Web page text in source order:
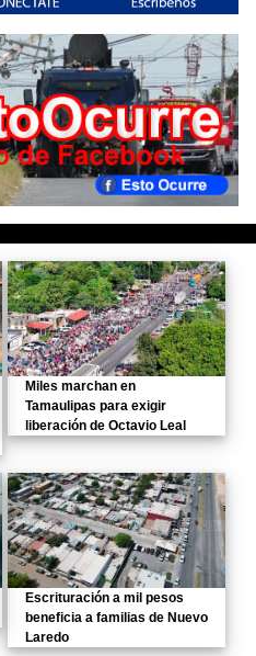
Miles marchan en
Tamaulipas para exigir
liberación de Octavio Leal
Escrituración a mil pesos
beneficia a familias de Nuevo
Laredo